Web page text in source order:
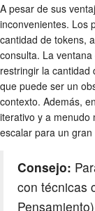
A pesar de sus
inconvenientes. Los
cantidad de tokens,
consulta. La
restringir la cantidad
que puede ser un
contexto. Además,
iterativo y a menudo
escalar para un
Consejo:
con técnicas